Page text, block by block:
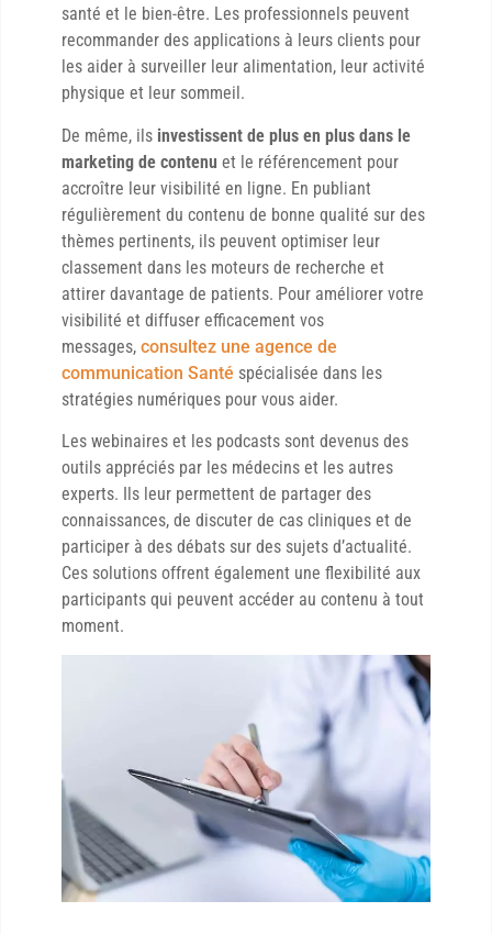
santé et le bien-être. Les professionnels peuvent
recommander des applications à leurs clients pour
les aider à surveiller leur alimentation, leur activité
physique et leur sommeil.
De même, ils investissent de plus en plus dans le
marketing de contenu et le référencement pour
accroître leur visibilité en ligne. En publiant
régulièrement du contenu de bonne qualité sur des
thèmes pertinents, ils peuvent optimiser leur
classement dans les moteurs de recherche et
attirer davantage de patients. Pour améliorer votre
visibilité et diffuser efficacement vos
messages, consultez une agence de
communication Santé spécialisée dans les
stratégies numériques pour vous aider.
Les webinaires et les podcasts sont devenus des
outils appréciés par les médecins et les autres
experts. Ils leur permettent de partager des
connaissances, de discuter de cas cliniques et de
participer à des débats sur des sujets d’actualité.
Ces solutions offrent également une flexibilité aux
participants qui peuvent accéder au contenu à tout
moment.